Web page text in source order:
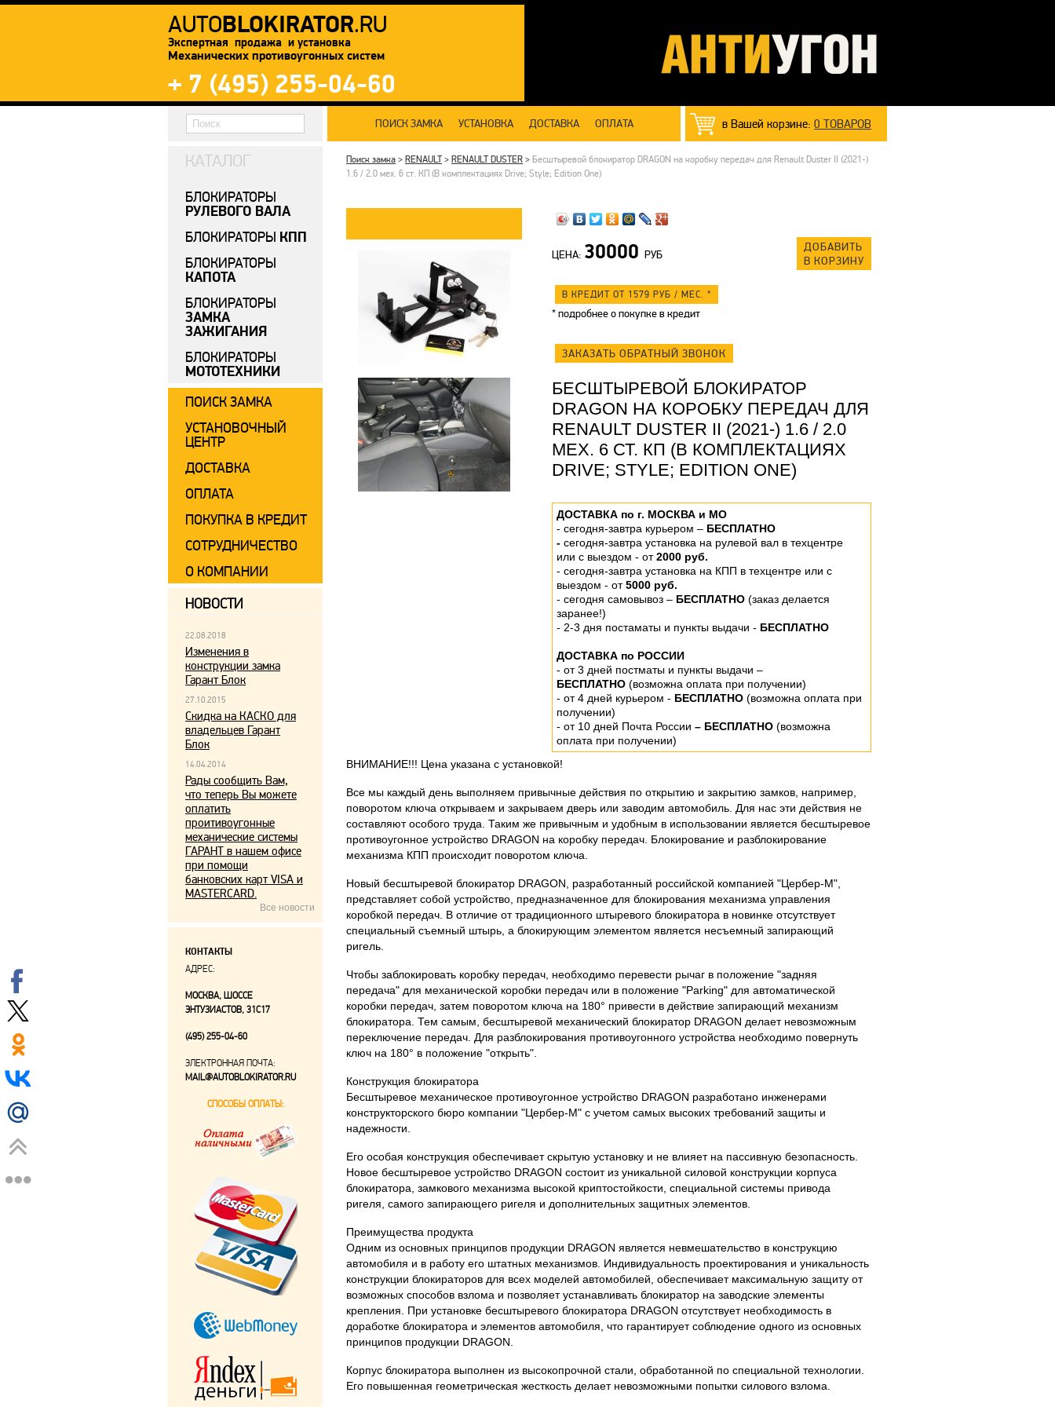
AUTOBLOKIRATOR.RU
Экспертная продажа и установка
Механических противоугонных систем
+ 7 (495) 255-04-60
в Вашей корзине: 0 ТОВАРОВ
ПОИСК ЗАМКА УСТАНОВКА ДОСТАВКА ОПЛАТА
Поиск замка > RENAULT > RENAULT DUSTER > Бесштыревой блокиратор DRAGON на коробку передач для Renault Duster II (2021-)
1.6 / 2.0 мех. 6 ст. КП (В комплектациях Drive; Style; Edition One)
ЦЕНА: 30000 РУБ
ДОБАВИТЬ
В КОРЗИНУ
В КРЕДИТ ОТ 1579 РУБ / МЕС. *
*подробнее о покупке в кредит
ЗАКАЗАТЬ ОБРАТНЫЙ ЗВОНОК
БЕСШТЫРЕВОЙ БЛОКИРАТОР
DRAGON НА КОРОБКУ ПЕРЕДАЧ ДЛЯ
RENAULT DUSTER II (2021-) 1.6 / 2.0
МЕХ. 6 СТ. КП (В КОМПЛЕКТАЦИЯХ
DRIVE; STYLE; EDITION ONE)
ДОСТАВКА по г. МОСКВА и МО
- сегодня-завтра курьером – БЕСПЛАТНО
- сегодня-завтра установка на рулевой вал в техцентре
или с выездом - от2000 руб.
- сегодня-завтра установка на КПП в техцентре или с
выездом - от5000 руб.
- сегодня самовывоз – БЕСПЛАТНО (заказ делается
заранее!)
- 2-3 дня постаматы и пункты выдачи - БЕСПЛАТНО
ДОСТАВКА по РОССИИ
- от 3 дней постматы и пункты выдачи –
БЕСПЛАТНО (возможна оплата при получении)
- от 4 дней курьером - БЕСПЛАТНО (возможна оплата при
получении)
- от 10 дней Почта России – БЕСПЛАТНО (возможна
оплата при получении)
ВНИМАНИЕ!!! Цена указана с установкой!
Все мы каждый день выполняем привычные действия по открытию и закрытию замков, например,
поворотом ключа открываем и закрываем дверь или заводим автомобиль. Для нас эти действия не
составляют особого труда. Таким же привычным и удобным в использовании является бесштыревое
противоугонное устройство DRAGON на коробку передач. Блокирование и разблокирование
механизма КПП происходит поворотом ключа.
Новый бесштыревой блокиратор DRAGON, разработанный российской компанией "Цербер-М",
представляет собой устройство, предназначенное для блокирования механизма управления
коробкой передач. В отличие от традиционного штыревого блокиратора в новинке отсутствует
специальный съемный штырь, а блокирующим элементом является несъемный запирающий
ригель.
Чтобы заблокировать коробку передач, необходимо перевести рычаг в положение "задняя
передача" для механической коробки передач или в положение "Parking" для автоматической
коробки передач, затем поворотом ключа на 180° привести в действие запирающий механизм
блокиратора. Тем самым, бесштыревой механический блокиратор DRAGON делает невозможным
переключение передач. Для разблокирования противоугонного устройства необходимо повернуть
ключ на 180° в положение "открыть".
Конструкция блокиратора
Бесштыревое механическое противоугонное устройство DRAGON разработано инженерами
конструкторского бюро компании "Цербер-М" с учетом самых высоких требований защиты и
надежности.
Его особая конструкция обеспечивает скрытую установку и не влияет на пассивную безопасность.
Новое бесштыревое устройство DRAGON состоит из уникальной силовой конструкции корпуса
блокиратора, замкового механизма высокой криптостойкости, специальной системы привода
ригеля, самого запирающего ригеля и дополнительных защитных элементов.
Преимущества продукта
Одним из основных принципов продукции DRAGON является невмешательство в конструкцию
автомобиля и в работу его штатных механизмов. Индивидуальность проектирования и уникальность
конструкции блокираторов для всех моделей автомобилей, обеспечивает максимальную защиту от
возможных способов взлома и позволяет устанавливать блокиратор на заводские элементы
крепления. При установке бесштыревого блокиратора DRAGON отсутствует необходимость в
доработке блокиратора и элементов автомобиля, что гарантирует соблюдение одного из основных
принципов продукции DRAGON.
Корпус блокиратора выполнен из высокопрочной стали, обработанной по специальной технологии.
Его повышенная геометрическая жесткость делает невозможными попытки силового взлома.
КАТАЛОГ
БЛОКИРАТОРЫ
РУЛЕВОГО ВАЛА
БЛОКИРАТОРЫ КПП
БЛОКИРАТОРЫ
КАПОТА
БЛОКИРАТОРЫ
ЗАМКА
ЗАЖИГАНИЯ
БЛОКИРАТОРЫ
МОТОТЕХНИКИ
ПОИСК ЗАМКА
УСТАНОВОЧНЫЙ
ЦЕНТР
ДОСТАВКА
ОПЛАТА
ПОКУПКА В КРЕДИТ
СОТРУДНИЧЕСТВО
О КОМПАНИИ
НОВОСТИ
22.08.2018
Изменения в
конструкции замка
Гарант Блок
27.10.2015
Скидка на КАСКО для
владельцев Гарант
Блок
14.04.2014
Рады сообщить Вам,
что теперь Вы можете
оплатить
проитивоугонные
механические системы
ГАРАНТ в нашем офисе
при помощи
банковских карт VISA и
MASTERCARD.
Все новости
КОНТАКТЫ
АДРЕС:
МОСКВА, ШОССЕ
ЭНТУЗИАСТОВ, 31С17
(495) 255-04-60
ЭЛЕКТРОННАЯ ПОЧТА:
MAIL@AUTOBLOKIRATOR.RU
СПОСОБЫ ОПЛАТЫ: